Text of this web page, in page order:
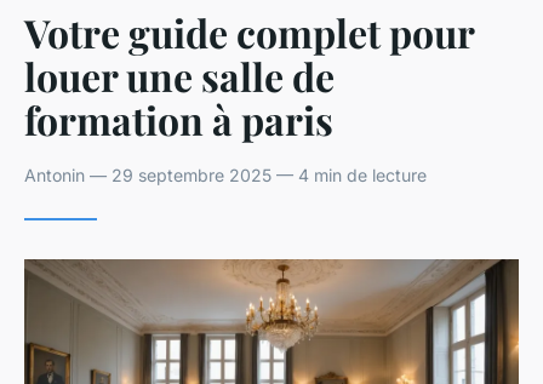
Votre guide complet pour
louer une salle de
formation à paris
Antonin — 29 septembre 2025 — 4 min de lecture